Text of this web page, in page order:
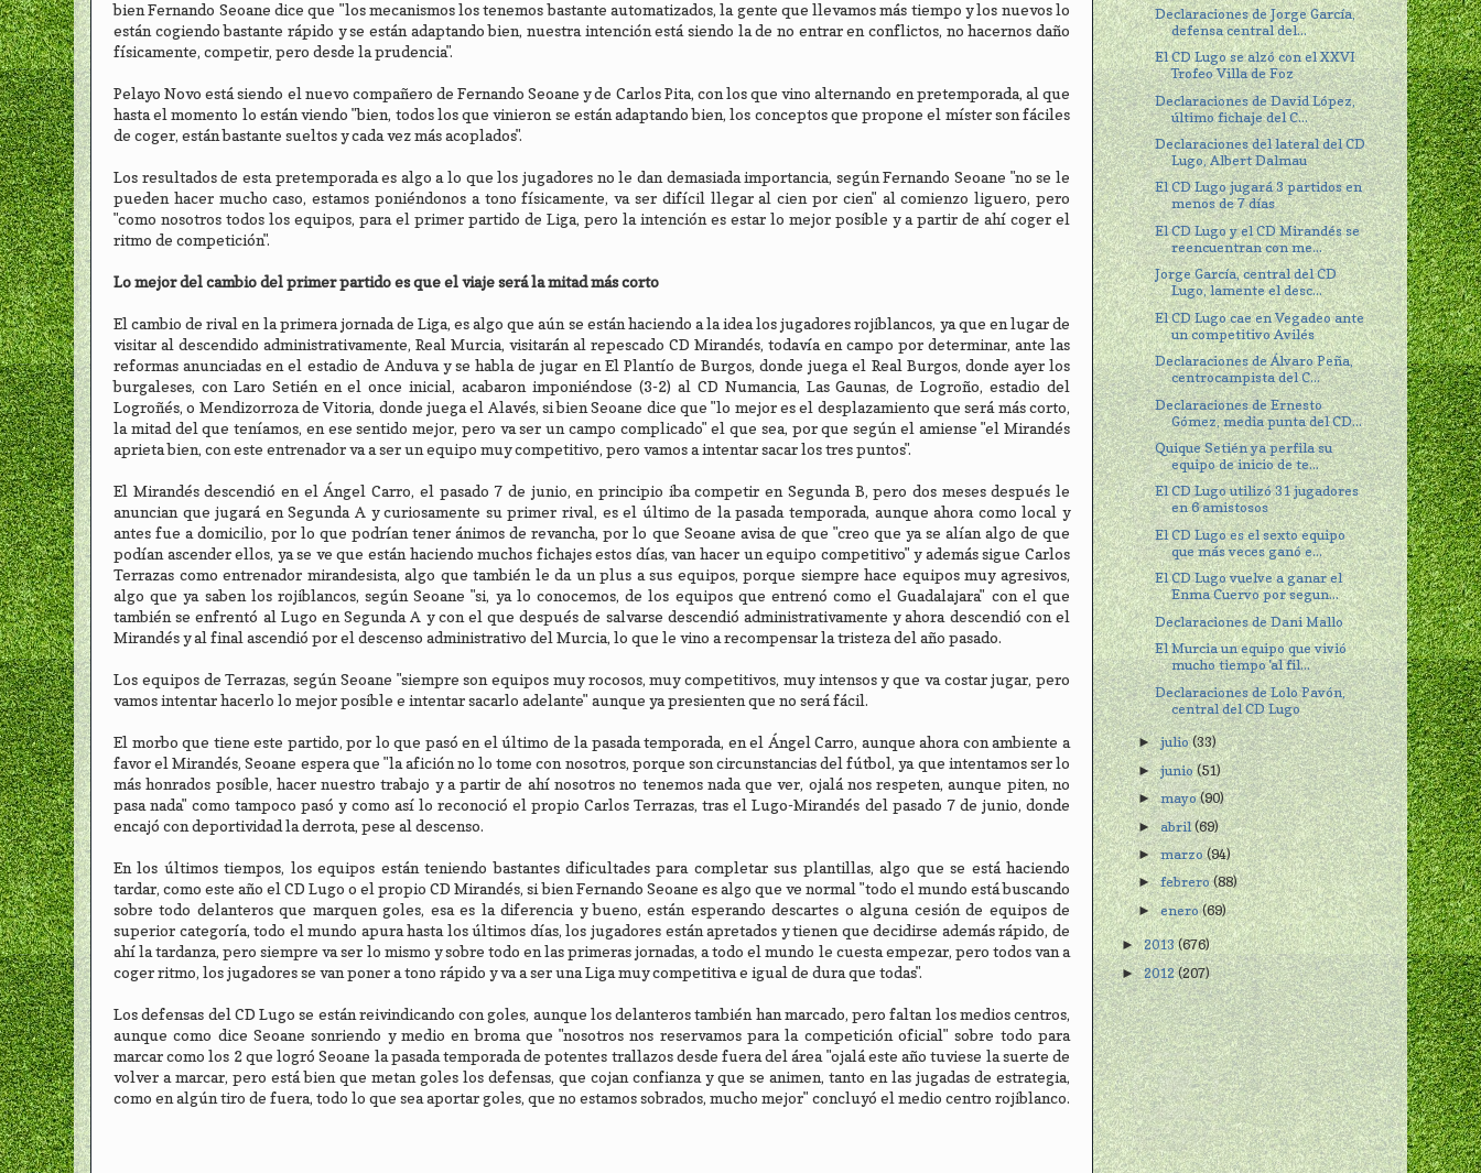
bien Fernando Seoane dice que "los mecanismos los tenemos bastante automatizados, la gente que llevamos más tiempo y los nuevos lo
están cogiendo bastante rápido y se están adaptando bien, nuestra intención está siendo la de no entrar en conflictos, no hacernos daño
físicamente, competir, pero desde la prudencia".
Pelayo Novo está siendo el nuevo compañero de Fernando Seoane y de Carlos Pita, con los que vino alternando en pretemporada, al que
hasta el momento lo están viendo "bien, todos los que vinieron se están adaptando bien, los conceptos que propone el míster son fáciles
de coger, están bastante sueltos y cada vez más acoplados".
Los resultados de esta pretemporada es algo a lo que los jugadores no le dan demasiada importancia, según Fernando Seoane "no se le
pueden hacer mucho caso, estamos poniéndonos a tono físicamente, va ser difícil llegar al cien por cien" al comienzo liguero, pero
"como nosotros todos los equipos, para el primer partido de Liga, pero la intención es estar lo mejor posible y a partir de ahí coger el
ritmo de competición".
Lo mejor del cambio del primer partido es que el viaje será la mitad más corto
El cambio de rival en la primera jornada de Liga, es algo que aún se están haciendo a la idea los jugadores rojiblancos, ya que en lugar de
visitar al descendido administrativamente, Real Murcia, visitarán al repescado CD Mirandés, todavía en campo por determinar, ante las
reformas anunciadas en el estadio de Anduva y se habla de jugar en El Plantío de Burgos, donde juega el Real Burgos, donde ayer los
burgaleses, con Laro Setién en el once inicial, acabaron imponiéndose (3-2) al CD Numancia, Las Gaunas, de Logroño, estadio del
Logroñés, o Mendizorroza de Vitoria, donde juega el Alavés, si bien Seoane dice que "lo mejor es el desplazamiento que será más corto,
la mitad del que teníamos, en ese sentido mejor, pero va ser un campo complicado" el que sea, por que según el amiense "el Mirandés
aprieta bien, con este entrenador va a ser un equipo muy competitivo, pero vamos a intentar sacar los tres puntos".
El Mirandés descendió en el Ángel Carro, el pasado 7 de junio, en principio iba competir en Segunda B, pero dos meses después le
anuncian que jugará en Segunda A y curiosamente su primer rival, es el último de la pasada temporada, aunque ahora como local y
antes fue a domicilio, por lo que podrían tener ánimos de revancha, por lo que Seoane avisa de que "creo que ya se alían algo de que
podían ascender ellos, ya se ve que están haciendo muchos fichajes estos días, van hacer un equipo competitivo" y además sigue Carlos
Terrazas como entrenador mirandesista, algo que también le da un plus a sus equipos, porque siempre hace equipos muy agresivos,
algo que ya saben los rojiblancos, según Seoane "si, ya lo conocemos, de los equipos que entrenó como el Guadalajara" con el que
también se enfrentó al Lugo en Segunda A y con el que después de salvarse descendió administrativamente y ahora descendió con el
Mirandés y al final ascendió por el descenso administrativo del Murcia, lo que le vino a recompensar la tristeza del año pasado.
Los equipos de Terrazas, según Seoane "siempre son equipos muy rocosos, muy competitivos, muy intensos y que va costar jugar, pero
vamos intentar hacerlo lo mejor posible e intentar sacarlo adelante" aunque ya presienten que no será fácil.
El morbo que tiene este partido, por lo que pasó en el último de la pasada temporada, en el Ángel Carro, aunque ahora con ambiente a
favor el Mirandés, Seoane espera que "la afición no lo tome con nosotros, porque son circunstancias del fútbol, ya que intentamos ser lo
más honrados posible, hacer nuestro trabajo y a partir de ahí nosotros no tenemos nada que ver, ojalá nos respeten, aunque piten, no
pasa nada" como tampoco pasó y como así lo reconoció el propio Carlos Terrazas, tras el Lugo-Mirandés del pasado 7 de junio, donde
encajó con deportividad la derrota, pese al descenso.
En los últimos tiempos, los equipos están teniendo bastantes dificultades para completar sus plantillas, algo que se está haciendo
tardar, como este año el CD Lugo o el propio CD Mirandés, si bien Fernando Seoane es algo que ve normal "todo el mundo está buscando
sobre todo delanteros que marquen goles, esa es la diferencia y bueno, están esperando descartes o alguna cesión de equipos de
superior categoría, todo el mundo apura hasta los últimos días, los jugadores están apretados y tienen que decidirse además rápido, de
ahí la tardanza, pero siempre va ser lo mismo y sobre todo en las primeras jornadas, a todo el mundo le cuesta empezar, pero todos van a
coger ritmo, los jugadores se van poner a tono rápido y va a ser una Liga muy competitiva e igual de dura que todas".
Los defensas del CD Lugo se están reivindicando con goles, aunque los delanteros también han marcado, pero faltan los medios centros,
aunque como dice Seoane sonriendo y medio en broma que "nosotros nos reservamos para la competición oficial" sobre todo para
marcar como los 2 que logró Seoane la pasada temporada de potentes trallazos desde fuera del área "ojalá este año tuviese la suerte de
volver a marcar, pero está bien que metan goles los defensas, que cojan confianza y que se animen, tanto en las jugadas de estrategia,
como en algún tiro de fuera, todo lo que sea aportar goles, que no estamos sobrados, mucho mejor" concluyó el medio centro rojiblanco.
Declaraciones de Jorge García,
defensa central del...
El CD Lugo se alzó con el XXVI
Trofeo Villa de Foz
Declaraciones de David López,
último fichaje del C...
Declaraciones del lateral del CD
Lugo, Albert Dalmau
El CD Lugo jugará 3 partidos en
menos de 7 días
El CD Lugo y el CD Mirandés se
reencuentran con me...
Jorge García, central del CD
Lugo, lamente el desc...
El CD Lugo cae en Vegadeo ante
un competitivo Avilés
Declaraciones de Álvaro Peña,
centrocampista del C...
Declaraciones de Ernesto
Gómez, media punta del CD...
Quique Setién ya perfila su
equipo de inicio de te...
El CD Lugo utilizó 31 jugadores
en 6 amistosos
El CD Lugo es el sexto equipo
que más veces ganó e...
El CD Lugo vuelve a ganar el
Enma Cuervo por segun...
Declaraciones de Dani Mallo
El Murcia un equipo que vivió
mucho tiempo 'al fil...
Declaraciones de Lolo Pavón,
central del CD Lugo
►julio(33)
►junio(51)
►mayo(90)
►abril(69)
►marzo(94)
►febrero(88)
►enero(69)
►2013(676)
►2012(207)